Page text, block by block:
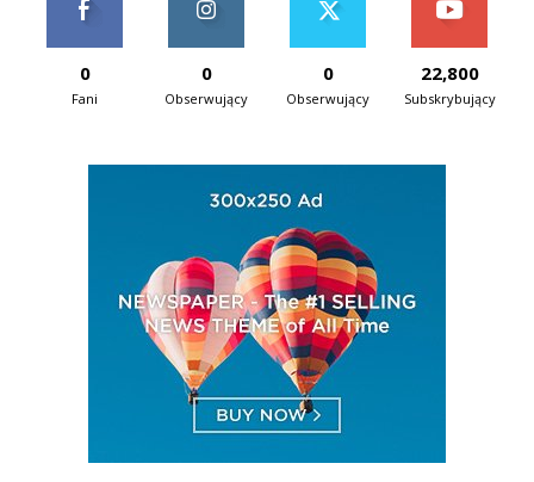
0
Fani
0
Obserwujący
0
Obserwujący
22,800
Subskrybujący